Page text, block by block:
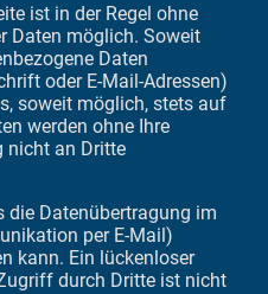
ist in der Regel ohne
Daten möglich. Soweit
Daten
oder E-Mail-Adressen)
soweit möglich, stets auf
werden ohne Ihre
nicht an Dritte
die Datenübertragung im
per E-Mail)
kann. Ein lückenloser
durch Dritte ist nicht